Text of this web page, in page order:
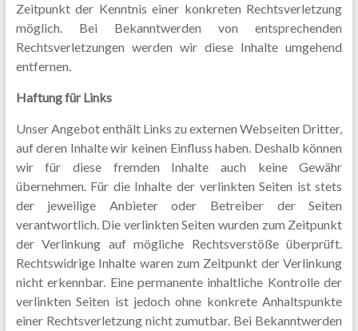
Zeitpunkt der Kenntnis einer konkreten Rechtsverletzung
möglich. Bei Bekanntwerden von entsprechenden
Rechtsverletzungen werden wir diese Inhalte umgehend
entfernen.
Haftung für Links
Unser Angebot enthält Links zu externen Webseiten Dritter,
auf deren Inhalte wir keinen Einfluss haben. Deshalb können
wir für diese fremden Inhalte auch keine Gewähr
übernehmen. Für die Inhalte der verlinkten Seiten ist stets
der jeweilige Anbieter oder Betreiber der Seiten
verantwortlich. Die verlinkten Seiten wurden zum Zeitpunkt
der Verlinkung auf mögliche Rechtsverstöße überprüft.
Rechtswidrige Inhalte waren zum Zeitpunkt der Verlinkung
nicht erkennbar. Eine permanente inhaltliche Kontrolle der
verlinkten Seiten ist jedoch ohne konkrete Anhaltspunkte
einer Rechtsverletzung nicht zumutbar. Bei Bekanntwerden